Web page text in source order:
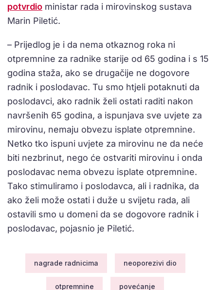
potvrdio ministar rada i mirovinskog sustava
Marin Piletić.
– Prijedlog je i da nema otkaznog roka ni
otpremnine za radnike starije od 65 godina i s 15
godina staža, ako se drugačije ne dogovore
radnik i poslodavac. Tu smo htjeli potaknuti da
poslodavci, ako radnik želi ostati raditi nakon
navršenih 65 godina, a ispunjava sve uvjete za
mirovinu, nemaju obvezu isplate otpremnine.
Netko tko ispuni uvjete za mirovinu ne da neće
biti nezbrinut, nego će ostvariti mirovinu i onda
poslodavac nema obvezu isplate otpremnine.
Tako stimuliramo i poslodavca, ali i radnika, da
ako želi može ostati i duže u svijetu rada, ali
ostavili smo u domeni da se dogovore radnik i
poslodavac, pojasnio je Piletić.
nagrade radnicima neoporezivi dio
otpremnine povećanje